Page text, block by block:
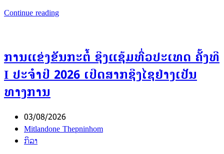
Continue reading
ການແຂ່ງຂັນກະຕໍ້ ຊີງແຊ້ມທົ່ວປະເທດ ຄັ້ງທີ
I ປະຈຳປີ 2026 ເປີດສາກຊີງໄຊຢ່າງເປັນ
ທາງການ
03/08/2026
Mitlandone Thepninhom
ກິລາ